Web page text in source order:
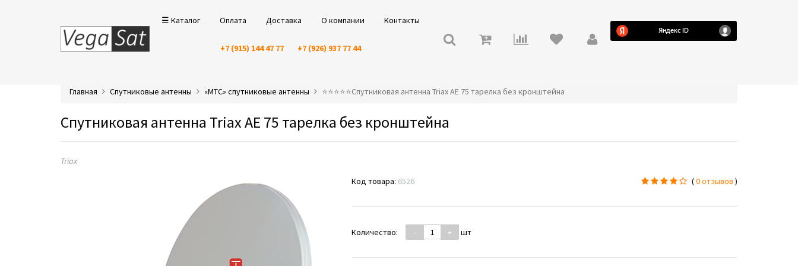
☰ Каталог Оплата Доставка О компании Контакты
+7 (915) 144 47 77 +7 (926) 937 77 44
Главная Спутниковые антенны «МТС» спутниковые антенны ⭐️⭐️⭐️⭐️⭐️Спутниковая антенна Triax AE 75 тарелка без кронштейна
Спутниковая антенна Triax AE 75 тарелка без кронштейна
Triax
Код товара: 6526 (0 отзывов )
Количество: - + шт